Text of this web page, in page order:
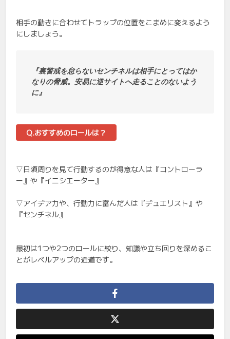
相手の動きに合わせてトラップの位置をこまめに変えるよう
にしましょう。
『裏警戒を怠らないセンチネルは相手にとってはか
なりの脅威。安易に逆サイトへ走ることのないよう
に』
Q.おすすめのロールは？
▽日頃周りを見て行動するのが得意な人は『コントローラ
ー』や『イニシエーター』
▽アイデア力や、行動力に富んだ人は『デュエリスト』や
『センチネル』
最初は1つや2つのロールに絞り、知識や立ち回りを深めるこ
とがレベルアップの近道です。